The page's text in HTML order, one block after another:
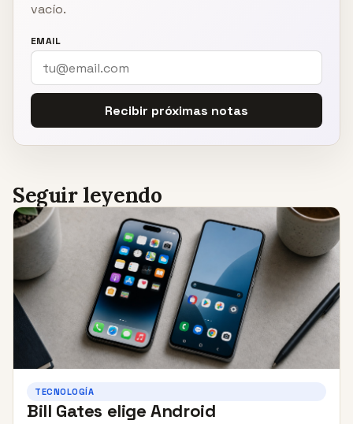
vacío.
EMAIL
Recibir próximas notas
Seguir leyendo
TECNOLOGÍA
Bill Gates elige Android